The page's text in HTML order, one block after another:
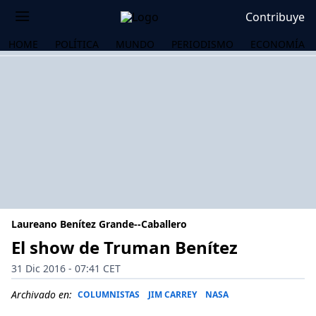
Contribuye
HOME POLÍTICA MUNDO PERIODISMO ECONOMÍA
Laureano Benítez Grande--Caballero
El show de Truman Benítez
31 Dic 2016 - 07:41 CET
Archivado en: COLUMNISTAS JIM CARREY NASA